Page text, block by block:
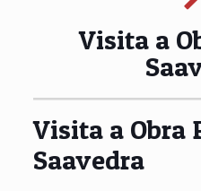
Visita a
Visita a Obra
Saavedra